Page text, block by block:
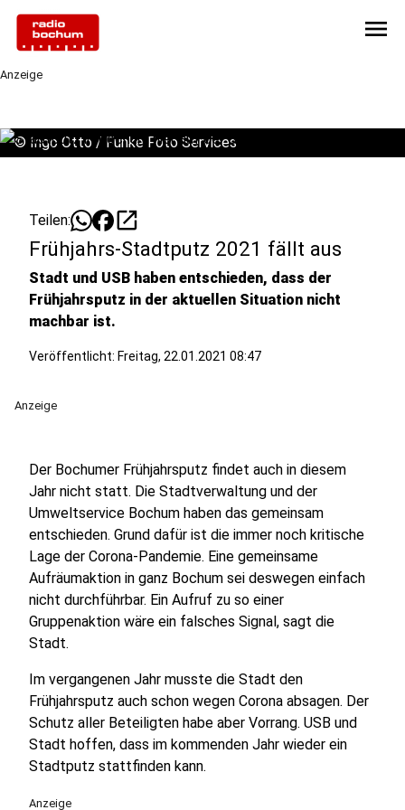
menu
Anzeige
© Ingo Otto / Funke Foto Services
Teilen: open_in_new
Frühjahrs-Stadtputz 2021 fällt aus
Stadt und USB haben entschieden, dass der
Frühjahrsputz in der aktuellen Situation nicht
machbar ist.
Veröffentlicht: Freitag, 22.01.2021 08:47
Anzeige
Der Bochumer Frühjahrsputz findet auch in diesem
Jahr nicht statt. Die Stadtverwaltung und der
Umweltservice Bochum haben das gemeinsam
entschieden. Grund dafür ist die immer noch kritische
Lage der Corona-Pandemie. Eine gemeinsame
Aufräumaktion in ganz Bochum sei deswegen einfach
nicht durchführbar. Ein Aufruf zu so einer
Gruppenaktion wäre ein falsches Signal, sagt die
Stadt.
Im vergangenen Jahr musste die Stadt den
Frühjahrsputz auch schon wegen Corona absagen. Der
Schutz aller Beteiligten habe aber Vorrang. USB und
Stadt hoffen, dass im kommenden Jahr wieder ein
Stadtputz stattfinden kann.
Anzeige